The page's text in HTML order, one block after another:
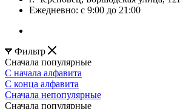
Ежедневно: с 9:00 до 21:00
Фильтр
Сначала популярные
С начала алфавита
С конца алфавита
Сначала непопулярные
Сначала популярные